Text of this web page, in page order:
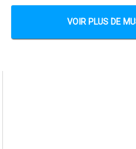
VOIR PLUS DE